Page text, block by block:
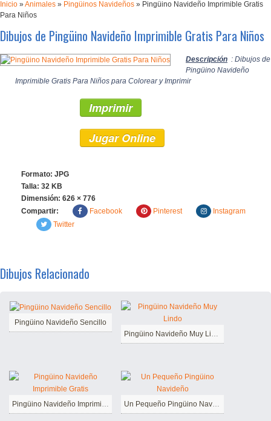
Inicio »Animales » Pingüinos Navideños » Pingüino Navideño Imprimible Gratis
Para Niños
Dibujos de Pingüino Navideño Imprimible Gratis Para Niños
Descripción : Dibujos de
Pingüino Navideño
Imprimible Gratis Para Niños para Colorear y Imprimir
Imprimir
Jugar Online
Formato: JPG
Talla: 32 KB
Dimensión: 626 × 776
Compartir:
Facebook Pinterest
Instagram
Twitter
Dibujos Relacionado
Pingüino Navideño Sencillo
Pingüino Navideño Muy Lindo
Pingüino Navideño Imprimible Gratis Un Pequeño Pingüino Navideño